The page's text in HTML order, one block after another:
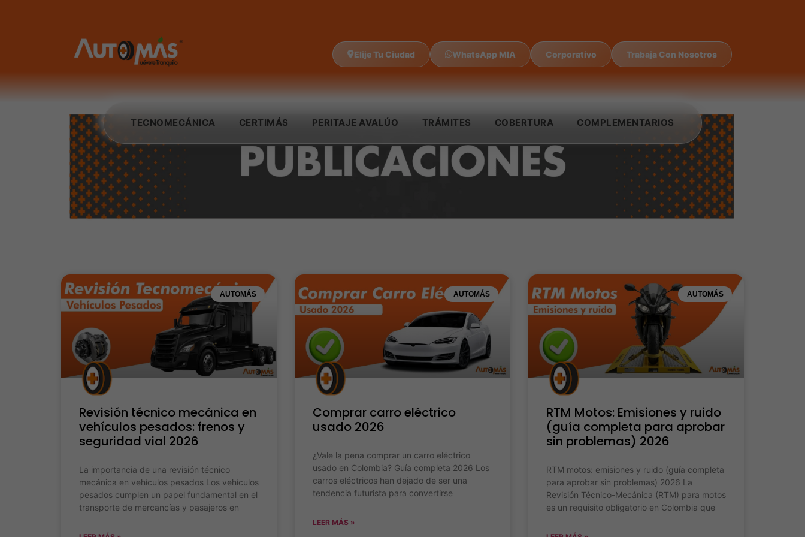
Elije Tu Ciudad WhatsApp MIA Corporativo Trabaja Con Nosotros
AUTOMÁS
Revisión técnico mecánica en
vehículos pesados: frenos y
seguridad vial 2026
La importancia de una revisión técnico
mecánica en vehículos pesados Los vehículos
pesados cumplen un papel fundamental en el
transporte de mercancías y pasajeros en
AUTOMÁS
Comprar carro eléctrico
usado 2026
¿Vale la pena comprar un carro eléctrico
usado en Colombia? Guía completa 2026 Los
carros eléctricos han dejado de ser una
tendencia futurista para convertirse
LEER MÁS »
AUTOMÁS
RTM Motos: Emisiones y ruido
(guía completa para aprobar
sin problemas) 2026
RTM motos: emisiones y ruido (guía completa
para aprobar sin problemas) 2026 La
Revisión Técnico-Mecánica (RTM) para motos
es un requisito obligatorio en Colombia que
TECNOMECÁNICA CERTIMÁS PERITAJE AVALÚO TRÁMITES COBERTURA COMPLEMENTARIOS